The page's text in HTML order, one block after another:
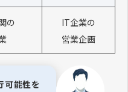
の
IT企業の
営業企画
可能性を